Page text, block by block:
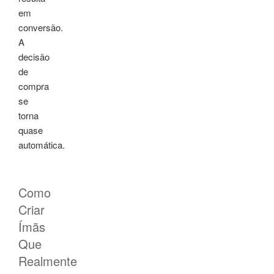
em
conversão.
A
decisão
de
compra
se
torna
quase
automática.
Como
Criar
Ímãs
Que
Realmente